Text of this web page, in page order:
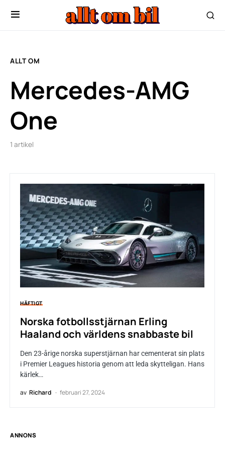
ALLT OM
Mercedes-AMG
One
1 artikel
HÄFTIGT
Norska fotbollsstjärnan Erling
Haaland och världens snabbaste bil
Den 23-årige norska superstjärnan har cementerat sin plats
i Premier Leagues historia genom att leda skytteligan. Hans
kärlek…
av Richard februari 27, 2024
ANNONS